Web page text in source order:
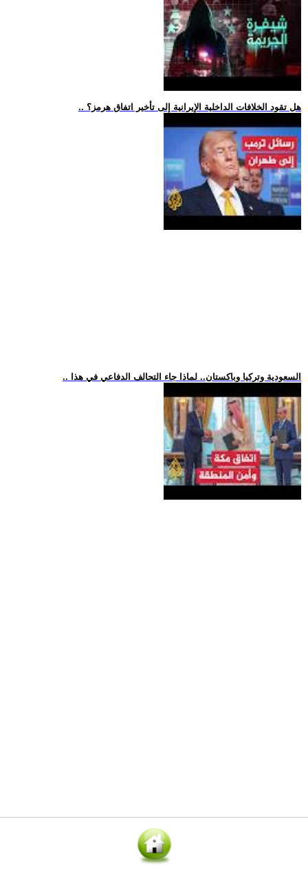
.. هل تقود الخلافات الداخلية الإيرانية إلى تأخير اتفاق هرمز؟
.. السعودية وتركيا وباكستان.. لماذا جاء التحالف الدفاعي في هذا